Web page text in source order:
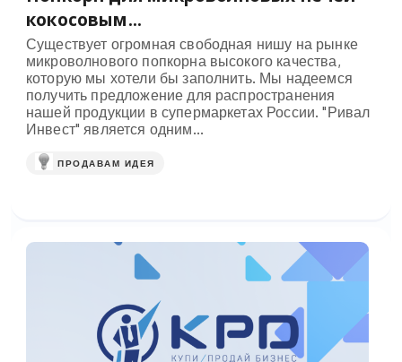
кокосовым...
Существует огромная свободная нишу на рынке
микроволнового попкорна высокого качества,
которую мы хотели бы заполнить. Мы надеемся
получить предложение для распространения
нашей продукции в супермаркетах России. "Ривал
Инвест" является одним...
ПРОДАВАМ ИДЕЯ